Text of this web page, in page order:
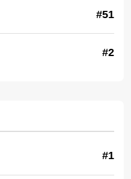
#51
#2
#1